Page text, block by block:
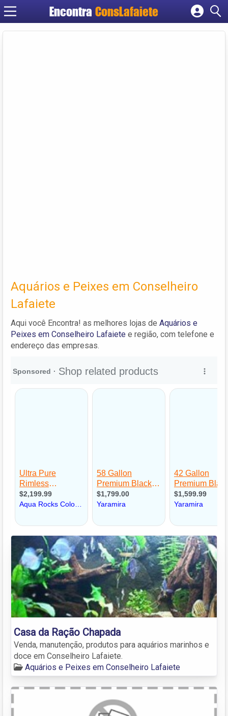
Encontra ConsLafaiete
Cadastrar empresa
Aquários e Peixes em Conselheiro
Lafaiete
Aqui você Encontra! as melhores lojas de Aquários e
Peixes em Conselheiro Lafaiete e região, com telefone e
endereço das empresas.
Casa da Ração Chapada
Venda, manutenção, produtos para aquários marinhos e
doce em Conselheiro Lafaiete.
Aquários e Peixes em Conselheiro Lafaiete